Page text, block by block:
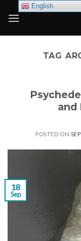
TAG
and
POSTED ON
18
Sep
English